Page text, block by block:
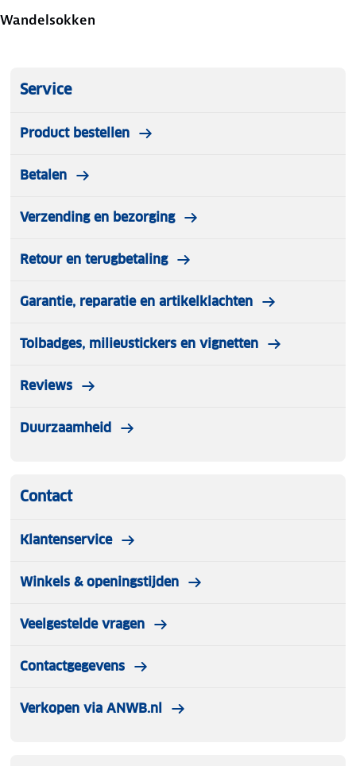
Wandelsokken
Service
Product bestellen
Betalen
Verzending en bezorging
Retour en terugbetaling
Garantie, reparatie en artikelklachten
Tolbadges, milieustickers en vignetten
Reviews
Duurzaamheid
Contact
Klantenservice
Winkels & openingstijden
Veelgestelde vragen
Contactgegevens
Verkopen via ANWB.nl